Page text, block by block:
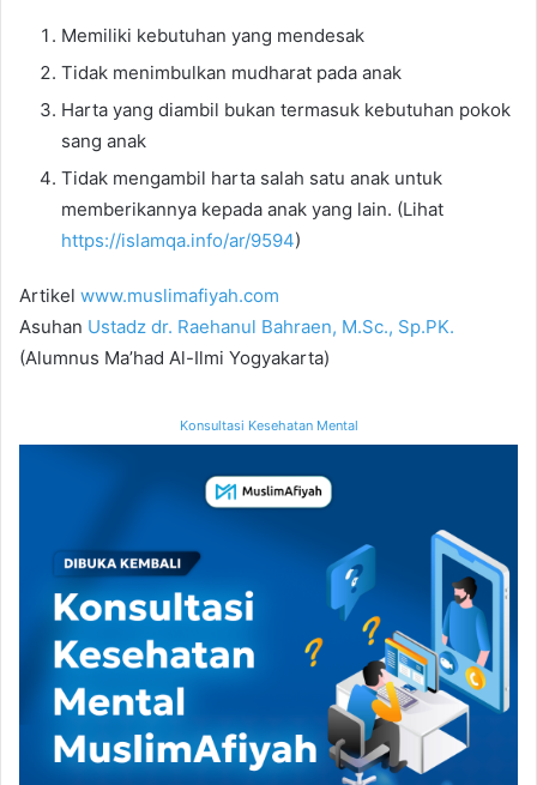
Memiliki kebutuhan yang mendesak
Tidak menimbulkan mudharat pada anak
Harta yang diambil bukan termasuk kebutuhan pokok
sang anak
Tidak mengambil harta salah satu anak untuk
memberikannya kepada anak yang lain. (Lihat
https://islamqa.info/ar/9594)
Artikel www.muslimafiyah.com
Asuhan Ustadz dr. Raehanul Bahraen, M.Sc., Sp.PK.
(Alumnus Ma’had Al-Ilmi Yogyakarta)
Konsultasi Kesehatan Mental